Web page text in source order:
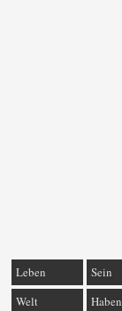
Leben Sein
Welt
Haben